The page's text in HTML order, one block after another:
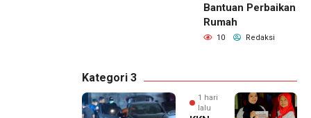
Bantuan Perbaikan
Rumah
10 Redaksi
Kategori 3
1 hari
lalu